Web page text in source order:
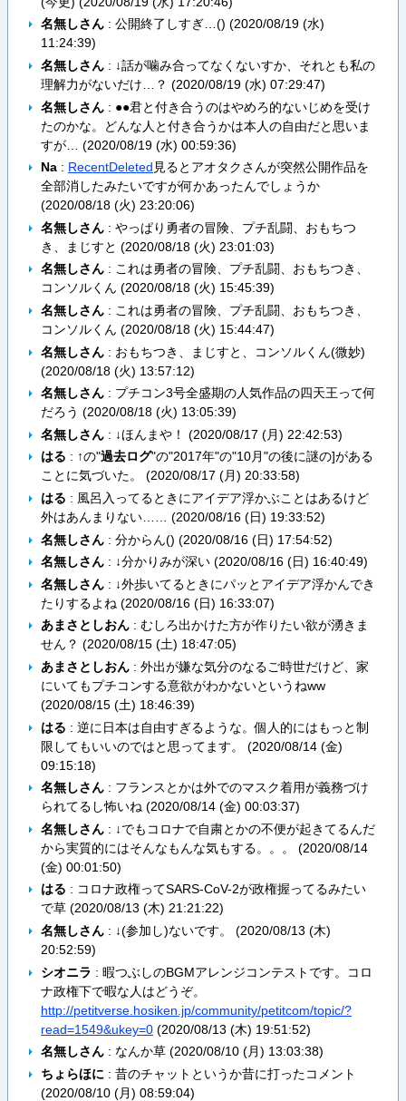
名無しさん: 公開終了しすぎ…() (2020/08/19 (水)
11:24:39)
名無しさん: ↓話が噛み合ってなくないすか、それとも私の
理解力がないだけ…？ (2020/08/19 (水) 07:29:47)
名無しさん: ●●君と付き合うのはやめろ的ないじめを受け
たのかな。どんな人と付き合うかは本人の自由だと思いま
すが… (2020/08/19 (水) 00:59:36)
Na: RecentDeleted 見るとアオタクさんが突然公開作品を
全部消したみたいですが何かあったんでしょうか
(2020/08/18 (火) 23:20:06)
名無しさん: やっぱり勇者の冒険、プチ乱闘、おもちつ
き、まじすと (2020/08/18 (火) 23:01:03)
名無しさん: これは勇者の冒険、プチ乱闘、おもちつき、
コンソルくん (2020/08/18 (火) 15:45:39)
名無しさん: これは勇者の冒険、プチ乱闘、おもちつき、
コンソルくん (2020/08/18 (火) 15:44:47)
名無しさん: おもちつき、まじすと、コンソルくん(微妙)
(2020/08/18 (火) 13:57:12)
名無しさん: プチコン3号全盛期の人気作品の四天王って何
だろう (2020/08/18 (火) 13:05:39)
名無しさん: ↓ほんまや！ (2020/08/17 (月) 22:42:53)
はる : ↑の"過去ログ"の"2017年"の"10月"の後に謎の]がある
ことに気づいた。 (2020/08/17 (月) 20:33:58)
はる : 風呂入ってるときにアイデア浮かぶことはあるけど
外はあんまりない…… (2020/08/16 (日) 19:33:52)
名無しさん: 分からん() (2020/08/16 (日) 17:54:52)
名無しさん: ↓分かりみが深い (2020/08/16 (日) 16:40:49)
名無しさん: ↓外歩いてるときにパッとアイデア浮かんでき
たりするよね (2020/08/16 (日) 16:33:07)
あまさとしおん: むしろ出かけた方が作りたい欲が湧きま
せん？ (2020/08/15 (土) 18:47:05)
あまさとしおん: 外出が嫌な気分のなるご時世だけど、家
にいてもプチコンする意欲がわかないというねww
(2020/08/15 (土) 18:46:39)
はる : 逆に日本は自由すぎるような。個人的にはもっと制
限してもいいのではと思ってます。 (2020/08/14 (金)
09:15:18)
名無しさん: フランスとかは外でのマスク着用が義務づけ
られてるし怖いね (2020/08/14 (金) 00:03:37)
名無しさん: ↓でもコロナで自粛とかの不便が起きてるんだ
から実質的にはそんなもんな気もする。。。 (2020/08/14
(金) 00:01:50)
はる : コロナ政権ってSARS-CoV-2が政権握ってるみたい
で草 (2020/08/13 (木) 21:21:22)
名無しさん: ↓(参加し)ないです。 (2020/08/13 (木)
20:52:59)
シオニラ : 暇つぶしのBGMアレンジコンテストです。コロ
ナ政権下で暇な人はどうぞ。
http://petitverse.hosiken.jp/community/petitcom/topic/?
read=1549&ukey=0(2020/08/13 (木) 19:51:52)
名無しさん: なんか草 (2020/08/10 (月) 13:03:38)
ちょらほに : 昔のチャットというか昔に打ったコメント
(2020/08/10 (月) 08:59:04)